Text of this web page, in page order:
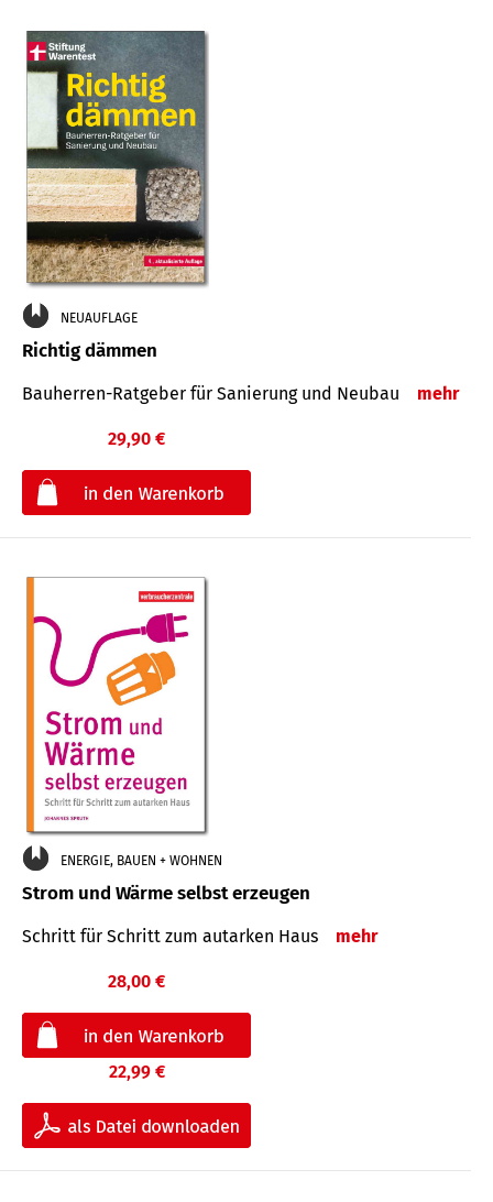
NEUAUFLAGE
Richtig dämmen
Bauherren-Ratgeber für Sanierung und Neubau mehr
29,90 €
ENERGIE, BAUEN + WOHNEN
Strom und Wärme selbst erzeugen
Schritt für Schritt zum autarken Haus mehr
28,00 €
22,99 €